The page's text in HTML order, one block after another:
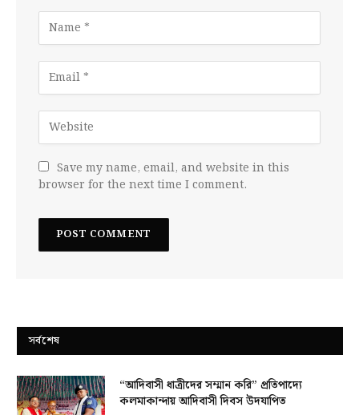
Save my name, email, and website in this
browser for the next time I comment.
সর্বশেষ
“আদিবাসী ধাত্রীদের সম্মান করি” প্রতিপাদ্যে
কলমাকান্দায় আদিবাসী দিবস উদযাপিত